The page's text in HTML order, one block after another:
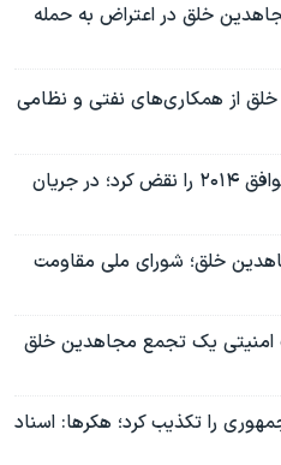
خلق در اعتراض به حمله
از همکاری‌های نفتی و نظامی
آلبانی: سازمان مجاهدین خلق توافق ۲۰۱۴ را نقض کرد؛ در جریان
خلق؛ شورای ملی مقاومت
امنیتی یک تجمع مجاهدین خلق
را تکذیب کرد؛ هکرها: اسناد